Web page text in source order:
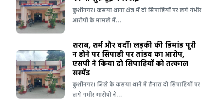
कुशीनगर। कसया थाना क्षेत्र में दो सिपाहियों पर लगे गंभीर
आरोपों के मामले में…
शराब, शर्म और वर्दी! लड़की की डिमांड पूरी
न होने पर सिपाही पर तांडव का आरोप,
एसपी ने किया दो सिपाहियों को तत्काल
सस्पेंड
कुशीनगर। जिले के कसया थाने में तैनात दो सिपाहियों पर
लगे गंभीर आरोपों ने…